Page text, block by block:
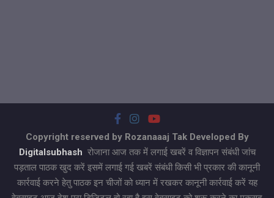
Copyright reserved by Rozanaaaj Tak Developed By
Digitalsubhash रोजाना आज तक में लगाई खबरें व विज्ञापन संबंधी जांच
पड़ताल पाठक खुद करें इसमें लगाई गई खबरें संबंधी किसी भी प्रकार की कानूनी
कार्रवाई करने हेतु पाठक इन चीजों को ध्यान में रखकर कानूनी कार्रवाई करें यह